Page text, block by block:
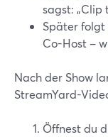
sagst: „Clip
Später folgt
Co-Host –
Nach der Show
StreamYard-
Öffnest du